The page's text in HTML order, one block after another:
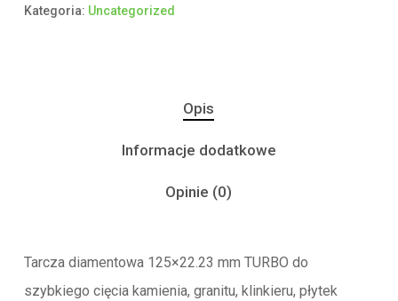
Kategoria: Uncategorized
Opis
Informacje dodatkowe
Opinie (0)
Tarcza diamentowa 125×22.23 mm TURBO do
szybkiego cięcia kamienia, granitu, klinkieru, płytek